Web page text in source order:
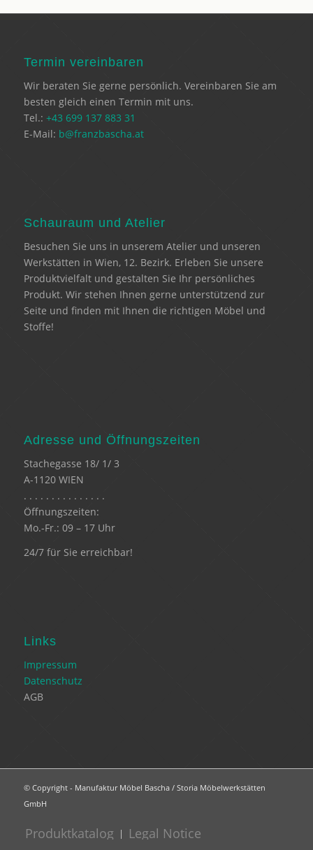
Termin vereinbaren
Wir beraten Sie gerne persönlich. Vereinbaren Sie am
besten gleich einen Termin mit uns.
Tel.: +43 699 137 883 31
E-Mail: b@franzbascha.at
Schauraum und Atelier
Besuchen Sie uns in unserem Atelier und unseren
Werkstätten in Wien, 12. Bezirk. Erleben Sie unsere
Produktvielfalt und gestalten Sie Ihr persönliches
Produkt. Wir stehen Ihnen gerne unterstützend zur
Seite und finden mit Ihnen die richtigen Möbel und
Stoffe!
Adresse und Öffnungszeiten
Stachegasse 18/ 1/ 3
A-1120 WIEN
. . . . . . . . . . . . . . .
Öffnungszeiten:
Mo.-Fr.: 09 – 17 Uhr
24/7 für Sie erreichbar!
Links
Impressum
Datenschutz
AGB
© Copyright - Manufaktur Möbel Bascha / Storia Möbelwerkstätten
GmbH
Produktkatalog Legal Notice